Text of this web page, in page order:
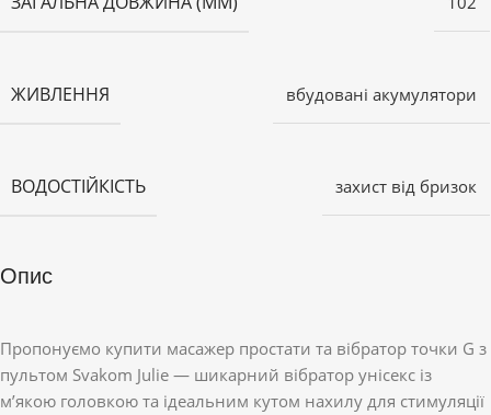
ЖИВЛЕННЯ вбудовані акумулятори
ВОДОСТІЙКІСТЬ захист від бризок
Опис
Пропонуємо купити масажер простати та вібратор точки G з
пультом Svakom Julie — шикарний вібратор унісекс із
м’якою головкою та ідеальним кутом нахилу для стимуляції